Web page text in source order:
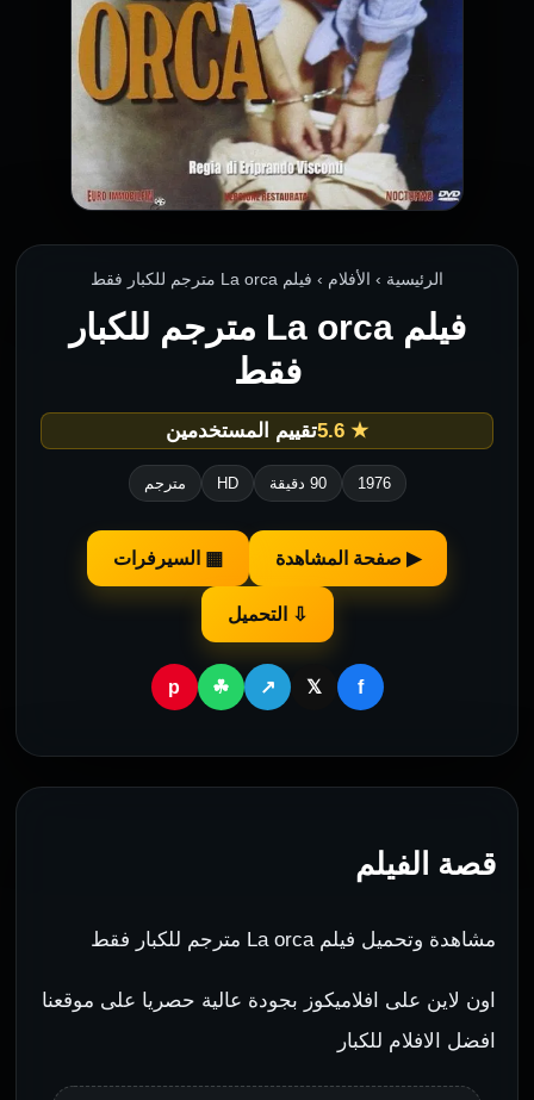
الرئيسية › الأفلام › فيلم La orca مترجم للكبار فقط
فيلم La orca مترجم للكبار
فقط
★ 5.6 تقييم المستخدمين
1976 90 دقيقة HD مترجم
▶ صفحة المشاهدة ▦ السيرفرات
⇩ التحميل
f
𝕏
↗
☘
p
قصة الفيلم
مشاهدة وتحميل فيلم La orca مترجم للكبار فقط
اون لاين على افلاميكوز بجودة عالية حصريا على موقعنا
افضل الافلام للكبار